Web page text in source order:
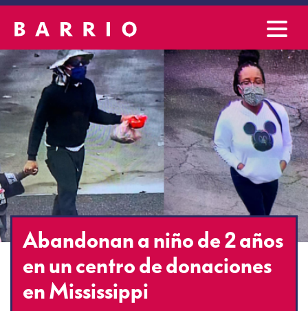
Abandonan a niño de 2 años
en un centro de donaciones
en Mississippi